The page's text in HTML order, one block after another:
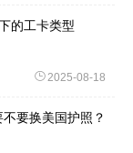
的工卡类型
2025-08-18
要换美国护照？